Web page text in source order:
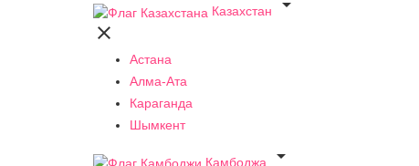
Казахстан


Астана
Алма-Ата
Караганда
Шымкент
Камбоджа
